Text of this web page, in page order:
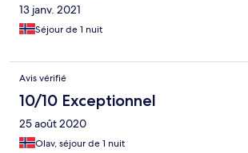
13 janv. 2021
Séjour de 1 nuit
Avis vérifié
10/10 Exceptionnel
25 août 2020
Olav, séjour de 1 nuit